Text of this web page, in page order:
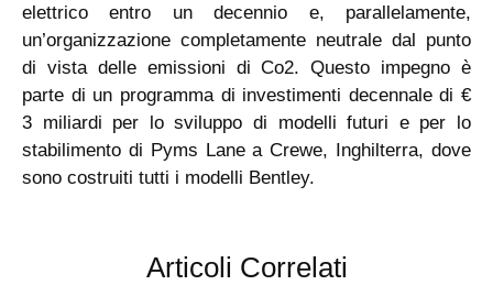
elettrico entro un decennio e, parallelamente,
un’organizzazione completamente neutrale dal punto
di vista delle emissioni di Co2. Questo impegno è
parte di un programma di investimenti decennale di €
3 miliardi per lo sviluppo di modelli futuri e per lo
stabilimento di Pyms Lane a Crewe, Inghilterra, dove
sono costruiti tutti i modelli Bentley.
Articoli Correlati